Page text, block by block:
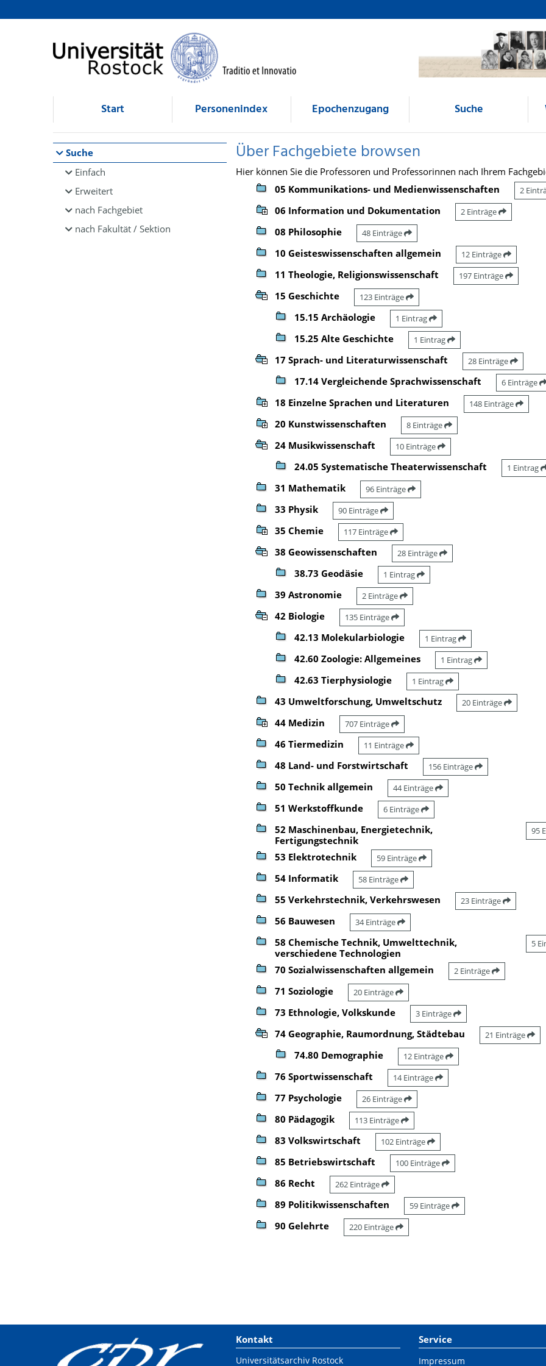
Browsen
direkt zum Inhalt
Start Personenindex Epochenzugang Suche
Suche
Einfach
Erweitert
nach Fachgebiet
nach Fakultät / Sektion
Über Fachgebiete browsen
Hier können Sie die Professoren und Professorinnen nach Ihrem
05 Kommunikations- und Medienwissenschaften
2
06 Information und Dokumentation 2 Einträge
08 Philosophie 48 Einträge
10 Geisteswissenschaften allgemein 12 Einträge
11 Theologie, Religionswissenschaft 197 Einträge
15 Geschichte 123 Einträge
15.15 Archäologie 1 Eintrag
15.25 Alte Geschichte 1 Eintrag
17 Sprach- und Literaturwissenschaft 28 Einträge
17.14 Vergleichende Sprachwissenschaft 6 Einträge
18 Einzelne Sprachen und Literaturen 148 Einträge
20 Kunstwissenschaften 8 Einträge
24 Musikwissenschaft 10 Einträge
24.05 Systematische Theaterwissenschaft 1 Eintrag
31 Mathematik 96 Einträge
33 Physik 90 Einträge
35 Chemie 117 Einträge
38 Geowissenschaften 28 Einträge
38.73 Geodäsie 1 Eintrag
39 Astronomie 2 Einträge
42 Biologie 135 Einträge
42.13 Molekularbiologie 1 Eintrag
42.60 Zoologie: Allgemeines 1 Eintrag
42.63 Tierphysiologie 1 Eintrag
43 Umweltforschung, Umweltschutz 20 Einträge
44 Medizin 707 Einträge
46 Tiermedizin 11 Einträge
48 Land- und Forstwirtschaft 156 Einträge
50 Technik allgemein 44 Einträge
51 Werkstoffkunde 6 Einträge
52 Maschinenbau, Energietechnik,
Fertigungstechnik
95
53 Elektrotechnik 59 Einträge
54 Informatik 58 Einträge
55 Verkehrstechnik, Verkehrswesen 23 Einträge
56 Bauwesen 34 Einträge
58 Chemische Technik, Umwelttechnik,
verschiedene Technologien
5
70 Sozialwissenschaften allgemein 2 Einträge
71 Soziologie 20 Einträge
73 Ethnologie, Volkskunde 3 Einträge
74 Geographie, Raumordnung, Städtebau 21 Einträge
74.80 Demographie 12 Einträge
76 Sportwissenschaft 14 Einträge
77 Psychologie 26 Einträge
80 Pädagogik 113 Einträge
83 Volkswirtschaft 102 Einträge
85 Betriebswirtschaft 100 Einträge
86 Recht 262 Einträge
89 Politikwissenschaften 59 Einträge
90 Gelehrte 220 Einträge
Kontakt
Universitätsarchiv Rostock
Service
Impressum